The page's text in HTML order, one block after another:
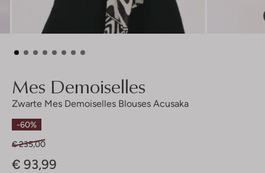
Mes Demoiselles
Zwarte Mes Demoiselles Blouses Acusaka
-60%
€ 235,00
€ 93,99